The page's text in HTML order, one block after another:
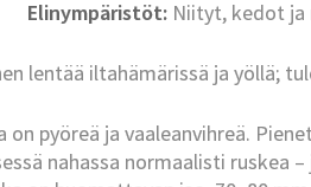
Elinympäristöt:Niityt, kedot ja
lentää iltahämärissä ja yöllä;
on pyöreä ja vaaleanvihreä.
nahassa normaalisti ruskea